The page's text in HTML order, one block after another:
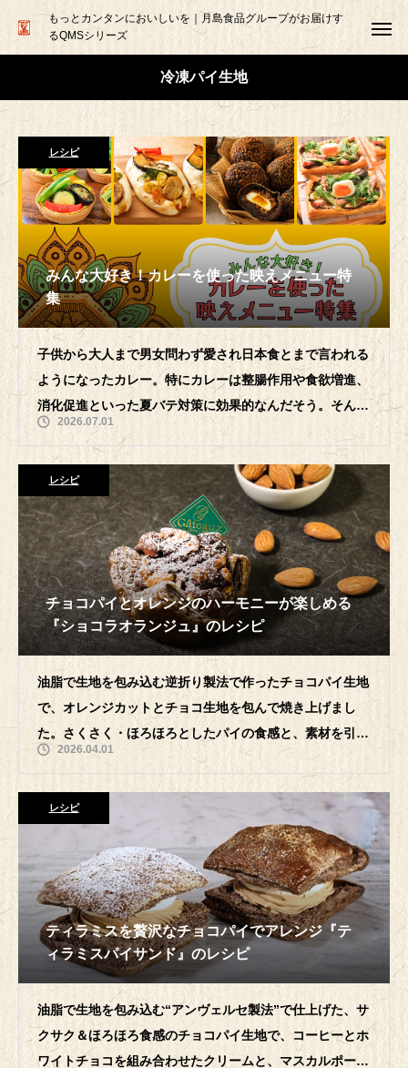
もっとカンタンにおいしいを｜月島食品グループがお届けす
るQMSシリーズ
冷凍パイ生地
レシピ
みんな大好き！カレーを使った映えメニュー特
集
子供から大人まで男女問わず愛され日本食とまで言われる
ようになったカレー。特にカレーは整腸作用や食欲増進、
消化促進といった夏バテ対策に効果的なんだそう。そんな
カレーをカレーライスだけに留めず、様
2026.07.01
レシピ
チョコパイとオレンジのハーモニーが楽しめる
『ショコラオランジュ』のレシピ
油脂で生地を包み込む逆折り製法で作ったチョコパイ生地
で、オレンジカットとチョコ生地を包んで焼き上げまし
た。さくさく・ほろほろとしたパイの食感と、素材を引き
立てるチョコ味がフィリングととても相性
2026.04.01
レシピ
ティラミスを贅沢なチョコパイでアレンジ『テ
ィラミスパイサンド』のレシピ
油脂で生地を包み込む“アンヴェルセ製法”で仕上げた、サ
クサク＆ほろほろ食感のチョコパイ生地で、コーヒーとホ
ワイトチョコを組み合わせたクリームと、マスカルポーネ